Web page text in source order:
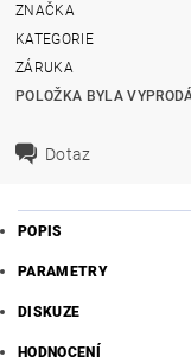
ZNAČKA
KATEGORIE
ZÁRUKA
POLOŽKA BYLA
Dotaz
POPIS
PARAMETRY
DISKUZE
HODNOCENÍ